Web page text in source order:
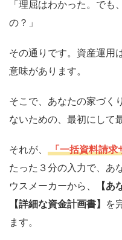
「理屈はわかった。で
の？」
その通りです。資産運用
意味があります。
そこで、あなたの家づく
ないための、最初にして
それが、 「一括資料請求
たった３分の入力で、あ
ウスメーカーから、
【
【詳細な資金計画書】 を
ます。